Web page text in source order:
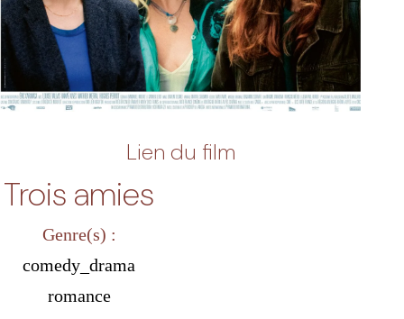
Lien du film
Trois amies
Genre(s) :
comedy_drama
romance